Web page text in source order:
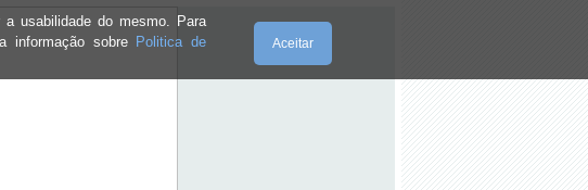
usabilidade do mesmo. Para
informação sobre Politica de
Aceitar